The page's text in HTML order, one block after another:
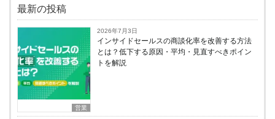
最新の投稿
営業
2026年7月3日
インサイドセールスの商談化率を改善する方法
とは？低下する原因・平均・見直すべきポイン
トを解説